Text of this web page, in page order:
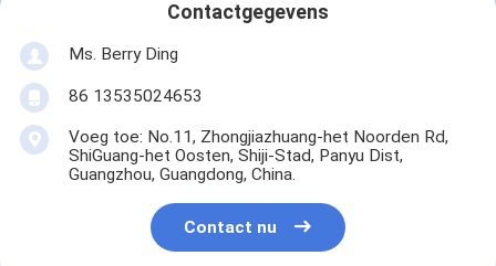
Contactgegevens
Ms. Berry Ding
86 13535024653
Voeg toe: No.11, Zhongjiazhuang-het Noorden Rd,
ShiGuang-het Oosten, Shiji-Stad, Panyu Dist,
Guangzhou, Guangdong, China.
Contact nu